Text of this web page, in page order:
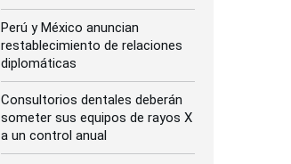
Perú y México anuncian
restablecimiento de relaciones
diplomáticas
Consultorios dentales deberán
someter sus equipos de rayos X
a un control anual